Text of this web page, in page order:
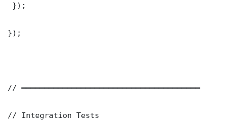
});
});
// ═══════════════════════════════════════
// Integration Tests